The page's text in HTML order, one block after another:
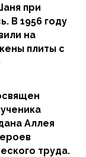
при
В 1956 году
на
плиты с
Аллея
труда.